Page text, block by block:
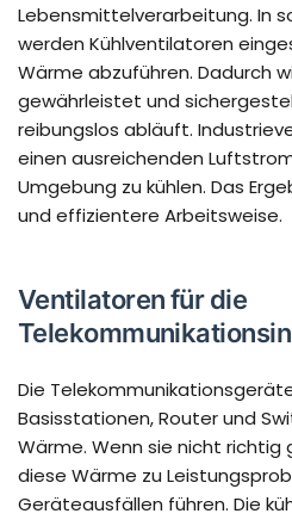
Lebensmittelverarbeitung. In
werden Kühlventilatoren
Wärme abzuführen. Dadurch
gewährleistet und
reibungslos abläuft.
einen ausreichenden
Umgebung zu kühlen. Das
und effizientere Arbeitsweise.
Ventilatoren für die
Die
Basisstationen, Router und
Wärme. Wenn sie nicht richtig
diese Wärme zu
Geräteausfällen führen. Die